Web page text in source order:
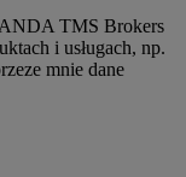
TMS Brokers
i usługach, np.
mnie dane